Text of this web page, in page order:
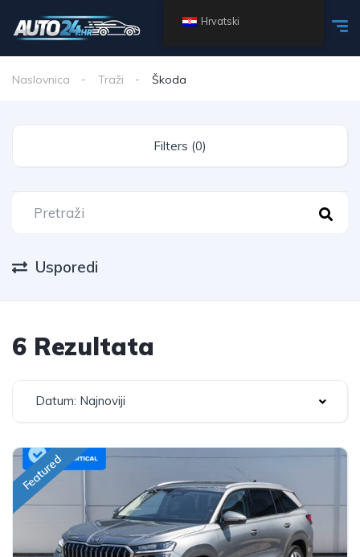
Naslovnica Traži Škoda
Filters (0)
Usporedi
6 Rezultata
Datum: Najnoviji
Featured
Hrvatski